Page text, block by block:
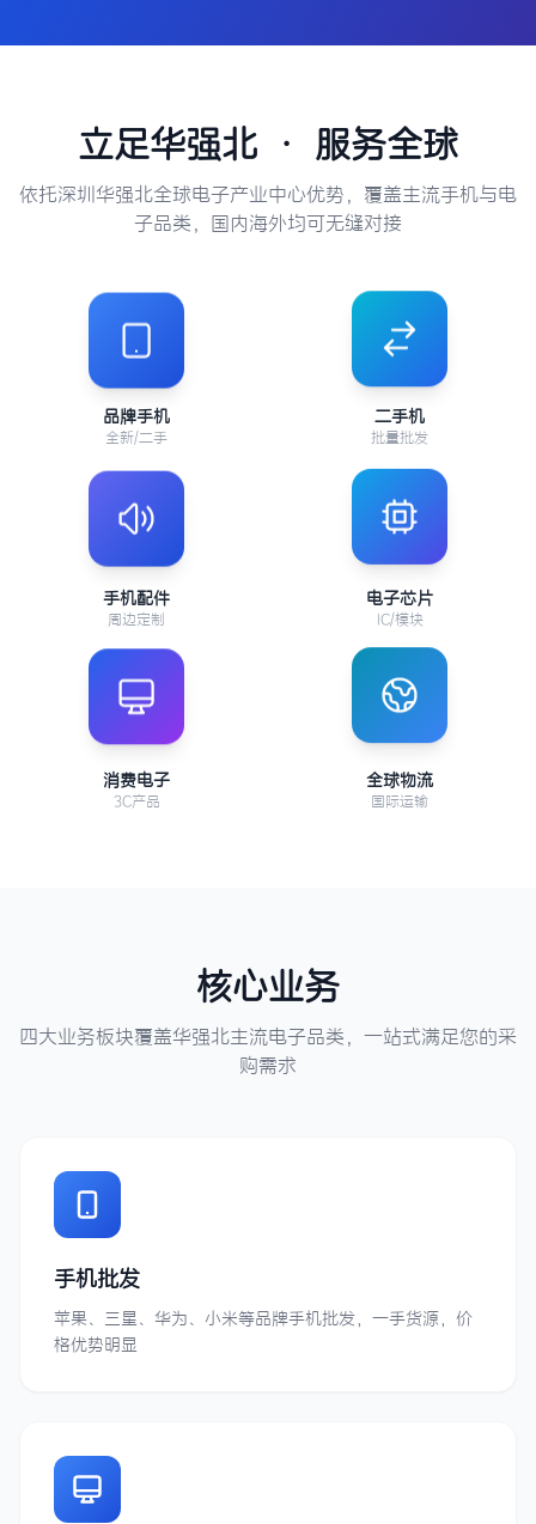
立足华强北 · 服务全球
依托深圳华强北全球电子产业中心优势，覆盖主流手机与电
子品类，国内海外均可无缝对接
品牌手机
全新/二手
二手机
批量批发
手机配件
周边定制
电子芯片
IC/模块
消费电子
3C产品
全球物流
国际运输
核心业务
四大业务板块覆盖华强北主流电子品类，一站式满足您的采
购需求
手机批发
苹果、三星、华为、小米等品牌手机批发，一手货源，价
格优势明显